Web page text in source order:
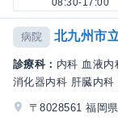
08:30-17:00
病院 北九州市
診療科： 内科 血液
消化器内科 肝臓内科
〒8028561 福岡